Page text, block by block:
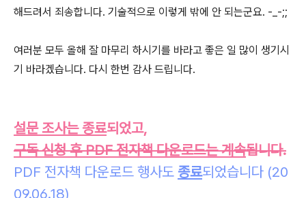
해드려서 죄송합니다. 기술적으로 이렇게 밖에 안 되는군요. -_-;;
여러분 모두 올해 잘 마무리 하시기를 바라고 좋은 일 많이 생기시
기 바라겠습니다. 다시 한번 감사 드립니다.
설문 조사는 종료되었고,
구독 신청 후 PDF 전자책 다운로드는 계속됩니다.
PDF 전자책 다운로드 행사도 종료되었습니다 (20
09.06.18)